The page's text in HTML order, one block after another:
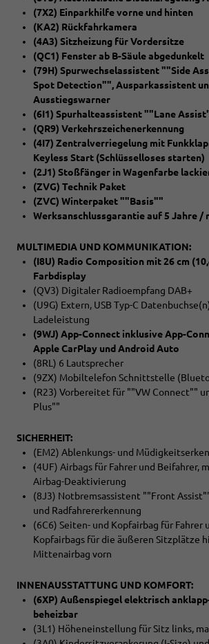
(7X2) Einparkhilfe vorne und hinten
(KA2) Rückfahrkamera
(4A3) Sitzheizung für Vordersitze
(QC1) Fenster ab B-Säule abgedunkelt
(79H) Spurwechselassistent ""Side
Spot Detection"", Ausparkassistent
Ausstiegswarner
(6I1) Spurhalteassistent ""Lane
(QR9) Verkehrszeichenerkennung
(4I7) Zentralverriegelung mit
Keyless Start (Schlüsselloses starten)
(2J1) Stoßfänger in Wagenfarbe
(ZVG) Technik Paket
(ZVC) Winterpaket ""Basis""
Werksanschlussgarantie auf 5 Jahre /
MULTIMEDIA UND KOMMUNIKATION:
(I8U) Radio Composition mit 26 cm
Farbdisplay
(QV3) Digitaler Radioempfang DAB+
(U9G) Extern, USB Typ-C
Ladeleistung
(9WJ) App-Connect inklusive App-
Apple CarPlay und Android Auto
(8RL) 6 Lautsprecher
(9ZX) Mobiltelefon Schnittstelle
(R23) Vorbereitet für ""VW Connect""
Plus""
SICHERHEIT:
(EM2) Ablenkungs- und
(4UF) Airbags für Fahrer und Beifahrer,
Airbag-Deaktivierung
(8J3) Notbremsassistent ""Front
und Radfahrererkennung
(6C6) Seiten- und Kopfairbag für Fahrer
Kopfairbags für die äußeren Sitzplätze
Mittenairbag vorn
INNENAUSSTATTUNG UND KOMFORT:
(6XP) Außenspiegel elektrisch
beheizbar
(3L1) Höheneinstellung für Sitz links,